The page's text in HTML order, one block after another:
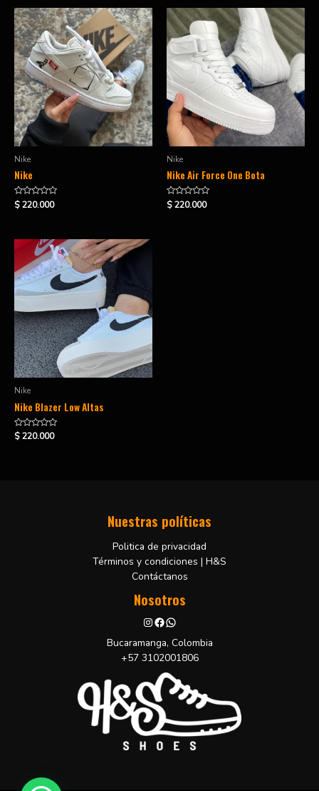
Nike
Nike
Valorado
en
$220.000
Nike
Nike Air Force One Bota
Valorado
en
$220.000
Nike
Nike Blazer Low Altas
Valorado
en
$220.000
Nuestras políticas
Politica de privacidad
Términos y condiciones | H&S
Contáctanos
Nosotros
Bucaramanga, Colombia
+57 3102001806
Pregúntanos por mas información